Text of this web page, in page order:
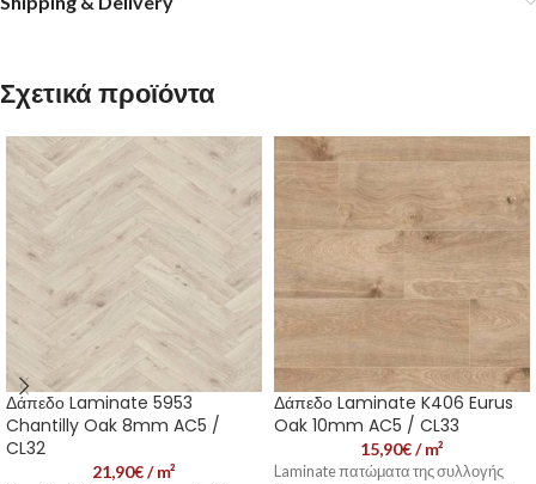
Σχετικά προϊόντα
Δάπεδο Laminate 5953
Chantilly Oak 8mm AC5 /
CL32
21,90€/ m²
Δάπεδο Laminate K406 Eurus
Oak 10mm AC5 / CL33
15,90€/ m²
Laminate πατώματα της συλλογής